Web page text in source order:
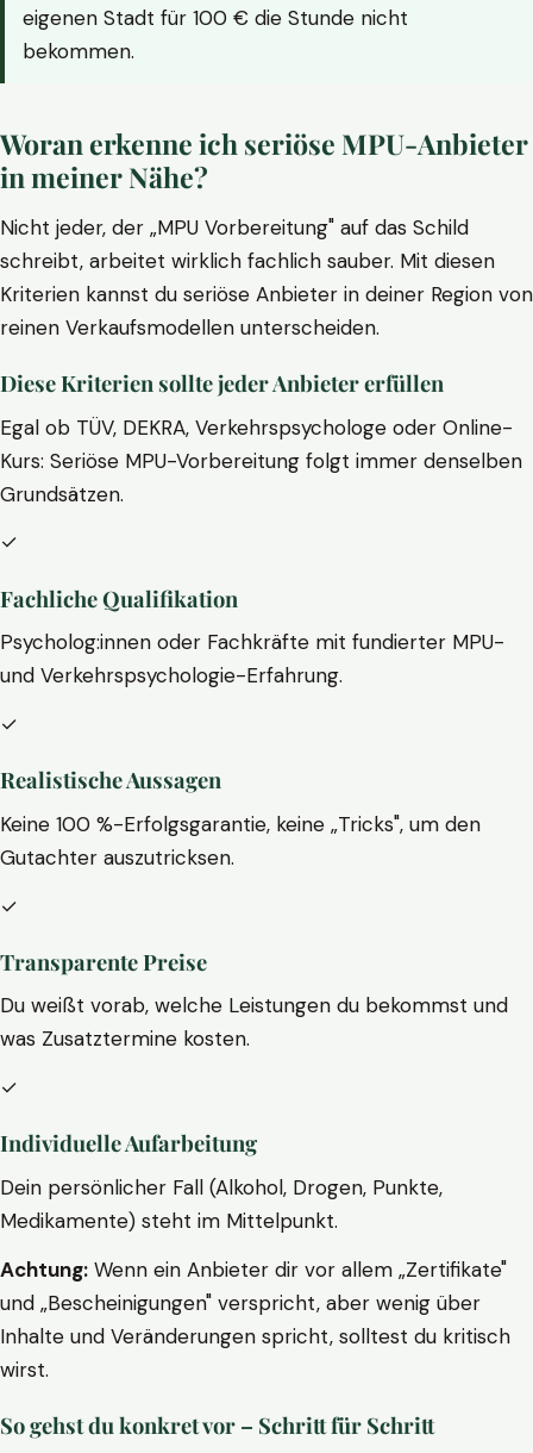
eigenen Stadt für 100 € die Stunde nicht
bekommen.
Woran erkenne ich seriöse MPU-Anbieter
in meiner Nähe?
Nicht jeder, der „MPU Vorbereitung" auf das Schild
schreibt, arbeitet wirklich fachlich sauber. Mit diesen
Kriterien kannst du seriöse Anbieter in deiner Region von
reinen Verkaufsmodellen unterscheiden.
Diese Kriterien sollte jeder Anbieter erfüllen
Egal ob TÜV, DEKRA, Verkehrspsychologe oder Online-
Kurs: Seriöse MPU-Vorbereitung folgt immer denselben
Grundsätzen.
✓
Fachliche Qualifikation
Psycholog:innen oder Fachkräfte mit fundierter MPU-
und Verkehrspsychologie-Erfahrung.
✓
Realistische Aussagen
Keine 100 %-Erfolgsgarantie, keine „Tricks", um den
Gutachter auszutricksen.
✓
Transparente Preise
Du weißt vorab, welche Leistungen du bekommst und
was Zusatztermine kosten.
✓
Individuelle Aufarbeitung
Dein persönlicher Fall (Alkohol, Drogen, Punkte,
Medikamente) steht im Mittelpunkt.
Achtung: Wenn ein Anbieter dir vor allem „Zertifikate"
und „Bescheinigungen" verspricht, aber wenig über
Inhalte und Veränderungen spricht, solltest du kritisch
wirst.
So gehst du konkret vor – Schritt für Schritt